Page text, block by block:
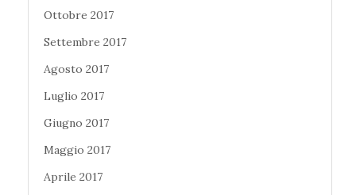
Ottobre 2017
Settembre 2017
Agosto 2017
Luglio 2017
Giugno 2017
Maggio 2017
Aprile 2017